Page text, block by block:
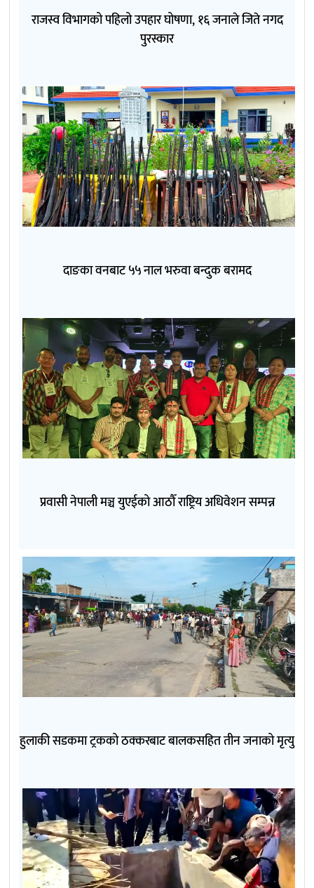
राजस्व विभागको पहिलो उपहार घोषणा, १६ जनाले जिते नगद
पुरस्कार
दाङका वनबाट ५५ नाल भरुवा बन्दुक बरामद
प्रवासी नेपाली मञ्च युएईको आठौँ राष्ट्रिय अधिवेशन सम्पन्न
हुलाकी सडकमा ट्रकको ठक्करबाट बालकसहित तीन जनाको मृत्यु